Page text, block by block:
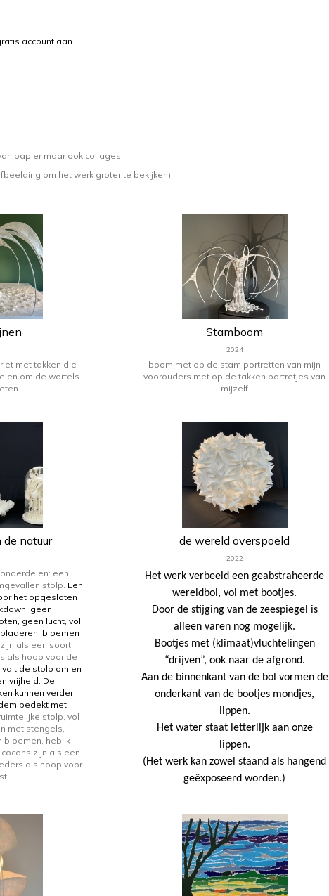
account aan.
papier maar ook collages
om het werk groter te bekijken)
met takken die
om de wortels
Stamboom
2024
boom met op de stam portretten van mijn
voorouders met op de takken portretjes van
mijzelf
natuur
een
stolp. Een
het opgesloten
geen
geen lucht, vol
bloemen
als een soort
als hoop voor de
valt de stolp om en
vrijheid. De
kunnen verder
bedekt met
stolp, vol
met stengels,
bloemen, heb ik
zijn als een
als hoop voor
de wereld overspoeld
2022
Het werk verbeeld een geabstraheerde
wereldbol, vol met bootjes.
Door de stijging van de zeespiegel is
alleen varen nog mogelijk.
Bootjes met (klimaat)vluchtelingen
“drijven”, ook naar de afgrond.
Aan de binnenkant van de bol vormen de
onderkant van de bootjes mondjes,
lippen.
Het water staat letterlijk aan onze
lippen.
(Het werk kan zowel staand als hangend
geëxposeerd worden.)